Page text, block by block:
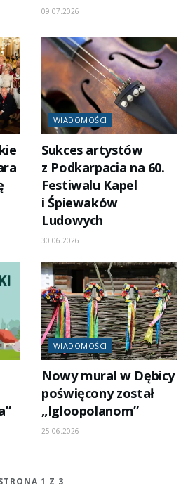
09.07.2026
WIADOMOŚCI
Sukces artystów
z Podkarpacia na 60.
Festiwalu Kapel
i Śpiewaków
Ludowych
30.06.2026
WIADOMOŚCI
Nowy mural w Dębicy
poświęcony został
„Igloopolanom”
25.06.2026
1 Z 3